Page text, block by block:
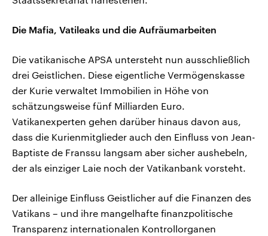
Die Mafia, Vatileaks und die Aufräumarbeiten
Die vatikanische APSA untersteht nun ausschließlich
drei Geistlichen. Diese eigentliche Vermögenskasse
der Kurie verwaltet Immobilien in Höhe von
schätzungsweise fünf Milliarden Euro.
Vatikanexperten gehen darüber hinaus davon aus,
dass die Kurienmitglieder auch den Einfluss von Jean-
Baptiste de Franssu langsam aber sicher aushebeln,
der als einziger Laie noch der Vatikanbank vorsteht.
Der alleinige Einfluss Geistlicher auf die Finanzen des
Vatikans – und ihre mangelhafte finanzpolitische
Transparenz internationalen Kontrollorganen